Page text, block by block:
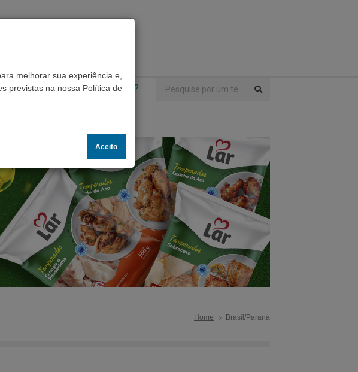
Não encontrou algo?
Home Brasil/Paraná
melhorar sua experiência e,
previstas na nossa Política de
Aceito